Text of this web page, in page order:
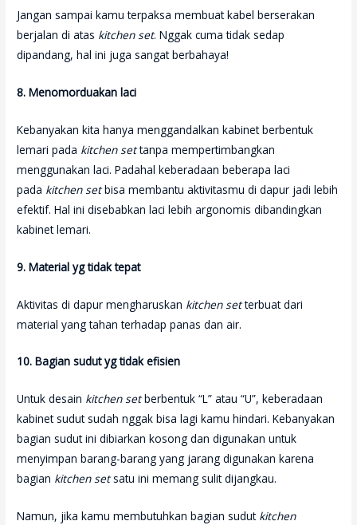
Jangan sampai kamu terpaksa membuat kabel berserakan
berjalan di atas kitchen set. Nggak cuma tidak sedap
dipandang, hal ini juga sangat berbahaya!
8. Menomorduakan laci
Kebanyakan kita hanya menggandalkan kabinet berbentuk
lemari pada kitchen settanpa mempertimbangkan
menggunakan laci. Padahal keberadaan beberapa laci
pada kitchen setbisa membantu aktivitasmu di dapur jadi lebih
efektif. Hal ini disebabkan laci lebih argonomis dibandingkan
kabinet lemari.
9. Material yg tidak tepat
Aktivitas di dapur mengharuskan kitchen setterbuat dari
material yang tahan terhadap panas dan air.
10. Bagian sudut yg tidak efisien
Untuk desain kitchen setberbentuk “L” atau “U”, keberadaan
kabinet sudut sudah nggak bisa lagi kamu hindari. Kebanyakan
bagian sudut ini dibiarkan kosong dan digunakan untuk
menyimpan barang-barang yang jarang digunakan karena
bagian kitchen setsatu ini memang sulit dijangkau.
Namun, jika kamu membutuhkan bagian sudut kitchen